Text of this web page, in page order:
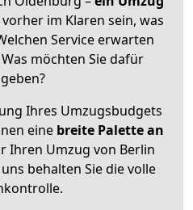
im Klaren sein, was
Service erwarten
möchten Sie dafür
Ihres Umzugsbudgets
eine breite Palette an
Ihren Umzug von Berlin
behalten Sie die volle